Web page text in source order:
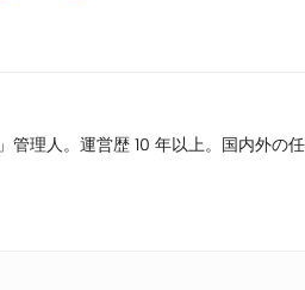
理人。運営歴 10 年以上。国内外の